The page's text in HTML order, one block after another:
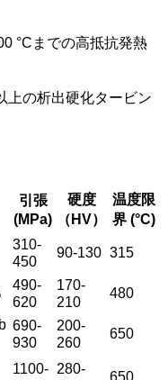
°Cまでの高抵抗発熱
の析出硬化タービン
引張
(MPa)
硬度
（HV）
温度限
界 (°C)
310-
450
90-130 315
490-
620
170-
210
480
690-
930
200-
260
650
1100- 280-
650